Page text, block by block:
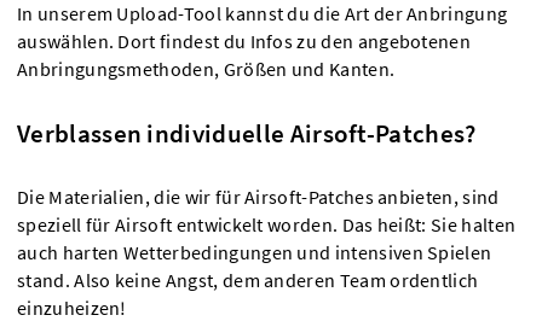
In unserem Upload-Tool kannst du die Art der Anbringung
auswählen. Dort findest du Infos zu den angebotenen
Anbringungsmethoden, Größen und Kanten.
Verblassen individuelle Airsoft-Patches?
Die Materialien, die wir für Airsoft-Patches anbieten, sind
speziell für Airsoft entwickelt worden. Das heißt: Sie halten
auch harten Wetterbedingungen und intensiven Spielen
stand. Also keine Angst, dem anderen Team ordentlich
einzuheizen!